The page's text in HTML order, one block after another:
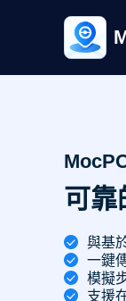
可靠
與基
一鍵
模擬
支援